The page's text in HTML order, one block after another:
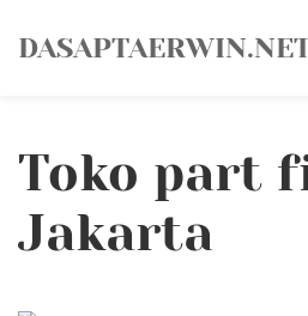
Toko part
Jakarta